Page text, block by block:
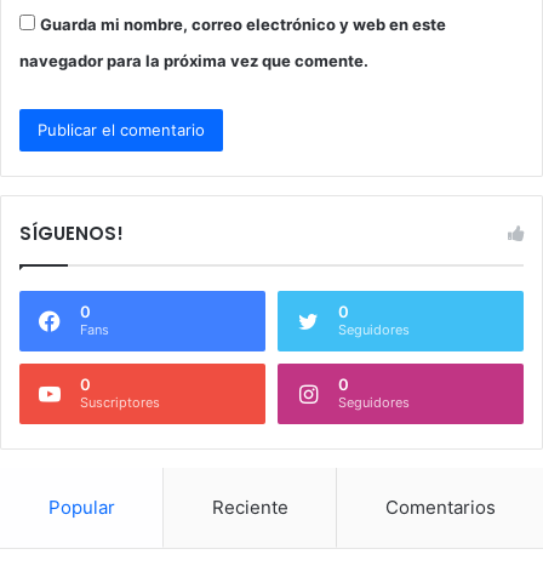
Guarda mi nombre, correo electrónico y web en este
navegador para la próxima vez que comente.
SÍGUENOS!
0
Fans
0
Seguidores
0
Suscriptores
0
Seguidores
Popular Reciente Comentarios